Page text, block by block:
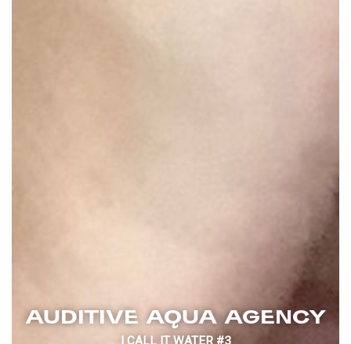
AUDITIVE AQUA AGENCY
I CALL IT WATER #3